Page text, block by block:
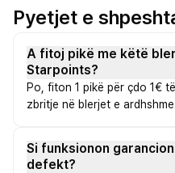
Pyetjet e
A fitoj pikë me këtë
Starpoints?
Po, fiton 1 pikë për çdo 1€
zbritje në blerjet e
Si funksionon
defekt?